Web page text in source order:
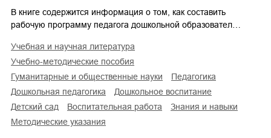
В книге содержится информация о том, как составить
рабочую программу педагога дошкольной образовател…
учебная и научная литература
учебно-методические пособия
гуманитарные и общественные науки
педагогика
дошкольная педагогика
дошкольное воспитание
детский сад
воспитательная работа
знания и навыки
методические указания